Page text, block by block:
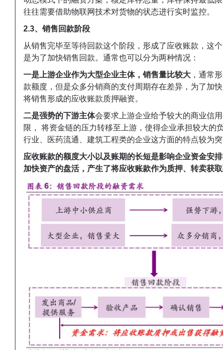
往往需要借助物联网技术对货物的状态进行实时监控。
2.3、销售回款阶段
从销售完毕至等待回款这个阶段，形成了应收账款，这
是为了加快销售回款。通常也可以分为两种情况：
一是上游企业作为大型企业主体，销售量比较大 ，通常
款额度，但是众多分销商的支付周期存在差异，为了加
将销售形成的应收账款质押融资。
二是强势的下游主体会要求上游企业给予较大的商业信
限， 将资金链的压力转移至上游，使得企业承担较大的
行业、医药流通、建筑工程类的企业这方面的特点较为
应收账款的额度大小以及账期的长短是影响企业资金安
加快资产的盘活，产生了将应收账款作为质押、转卖获